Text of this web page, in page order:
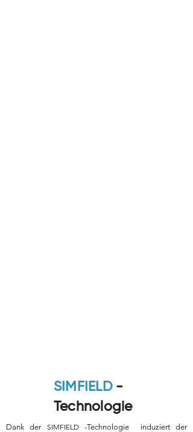
SIMFIELD -
Technologie
Dank der SIMFIELD-Technologie induziert der